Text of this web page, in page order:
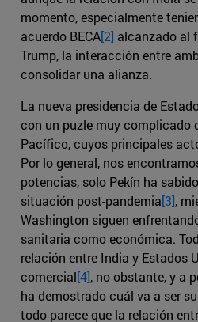
momento, especialmente
acuerdo BECA[2] alcanzado al
Trump, la interacción entre
consolidar una alianza.
La nueva presidencia de
con un puzle muy complicado
Pacífico, cuyos principales
Por lo general, nos
potencias, solo Pekín ha
situación post-pandemia[3],
Washington siguen
sanitaria como económica.
relación entre India y Estados
comercial[4], no obstante, y a
ha demostrado cuál va a ser
todo parece que la relación